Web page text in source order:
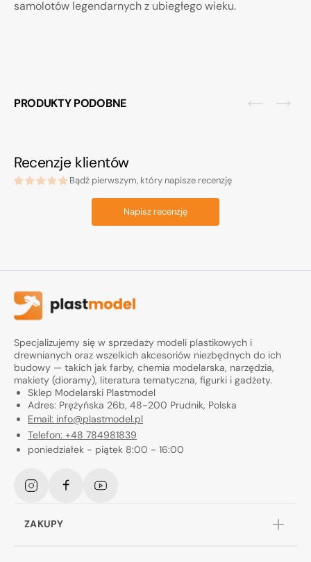
samolotów legendarnych z ubiegłego wieku.
PRODUKTY PODOBNE
Recenzje klientów
Bądź pierwszym, który napisze recenzję
Napisz recenzję
Specjalizujemy się w sprzedaży modeli plastikowych i
drewnianych oraz wszelkich akcesoriów niezbędnych do ich
budowy — takich jak farby, chemia modelarska, narzędzia,
makiety (dioramy), literatura tematyczna, figurki i gadżety.
Sklep Modelarski Plastmodel
Adres: Prężyńska 26b, 48-200 Prudnik, Polska
Email: info@plastmodel.pl
Telefon: +48 784981839
poniedziałek - piątek 8:00 - 16:00
InstagramFacebookYouTube
ZAKUPY